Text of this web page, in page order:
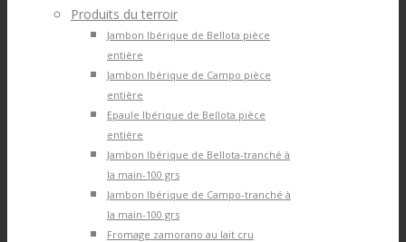
Produits du terroir
Jambon Ibérique de Bellota pièce
entière
Jambon Ibérique de Campo pièce
entière
Epaule Ibérique de Bellota pièce
entière
Jambon Ibérique de Bellota-tranché à
la main-100 grs
Jambon Ibérique de Campo-tranché à
la main-100 grs
Fromage zamorano au lait cru